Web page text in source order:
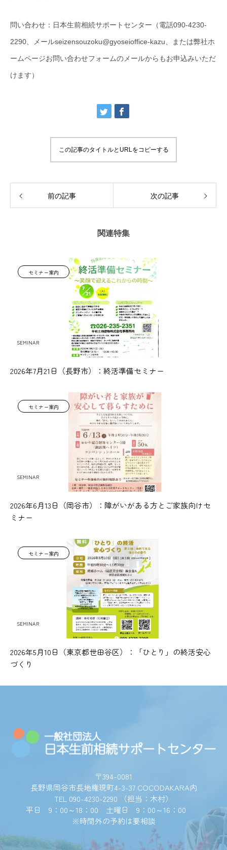
問い合わせ：日本生前相続サポートセンター（電話090-4230-
2290、メールseizensouzoku@gyoseioffice-kazu、または弊社ホ
ームページお問い合わせフォームのメールからもお申込みいただ
けます）
この記事のタイトルとURLをコピーする
前の記事 次の記事
関連特集
セミナー案内
SEMINAR
2026年7月21日（長野市）：終活準備セミナー
セミナー案内
SEMINAR
2026年6月13日（岡谷市）：障がいがある方とご家族向けセ
ミナー
セミナー案内
SEMINAR
2026年5月10日（東京都世田谷区）：「ひとり」の終活安心
づくり
〒394-0081
長野県岡谷市長地権現町4-3-37 COCODAKARA内
TEL 090-4230-2290 （担当：木村）
平日 9：00～18：00 土曜日 9：00～16：00
※時間外の予約は要相談